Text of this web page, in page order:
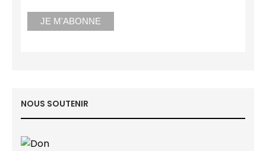
NOUS SOUTENIR